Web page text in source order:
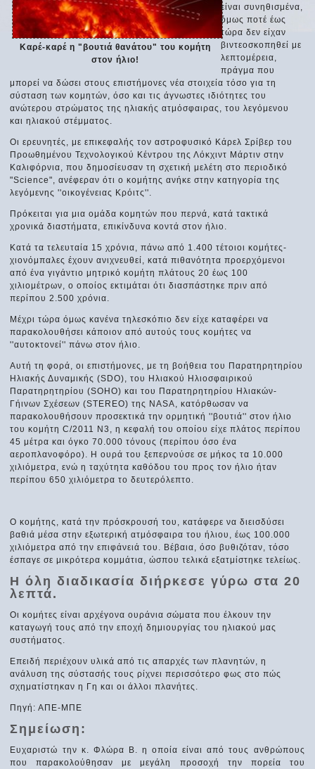
Καρέ-καρέ η "βουτιά θανάτου" του κομήτη
στον ήλιο!
είναι συνηθισμένα,
όμως ποτέ έως
τώρα δεν είχαν
βιντεοσκοπηθεί με
λεπτομέρεια,
πράγμα που
μπορεί να δώσει στους επιστήμονες νέα στοιχεία τόσο για τη
σύσταση των κομητών, όσο και τις άγνωστες ιδιότητες του
ανώτερου στρώματος της ηλιακής ατμόσφαιρας, του λεγόμενου
και ηλιακού στέμματος.
Οι ερευνητές, με επικεφαλής τον αστροφυσικό Κάρελ Σρίβερ του
Προωθημένου Τεχνολογικού Κέντρου της Λόκχιντ Μάρτιν στην
Καλιφόρνια, που δημοσίευσαν τη σχετική μελέτη στο περιοδικό
"Science", ανέφεραν ότι ο κομήτης ανήκε στην κατηγορία της
λεγόμενης ''οικογένειας Κρόιτς''.
Πρόκειται για μια ομάδα κομητών που περνά, κατά τακτικά
χρονικά διαστήματα, επικίνδυνα κοντά στον ήλιο.
Κατά τα τελευταία 15 χρόνια, πάνω από 1.400 τέτοιοι κομήτες-
χιονόμπαλες έχουν ανιχνευθεί, κατά πιθανότητα προερχόμενοι
από ένα γιγάντιο μητρικό κομήτη πλάτους 20 έως 100
χιλιομέτρων, ο οποίος εκτιμάται ότι διασπάστηκε πριν από
περίπου 2.500 χρόνια.
Μέχρι τώρα όμως κανένα τηλεσκόπιο δεν είχε καταφέρει να
παρακολουθήσει κάποιον από αυτούς τους κομήτες να
''αυτοκτονεί'' πάνω στον ήλιο.
Αυτή τη φορά, οι επιστήμονες, με τη βοήθεια του Παρατηρητηρίου
Ηλιακής Δυναμικής (SDO), του Ηλιακού Ηλιοσφαιρικού
Παρατηρητηρίου (SOHO) και του Παρατηρητηρίου Ηλιακών-
Γήινων Σχέσεων (STEREO) της NASA, κατόρθωσαν να
παρακολουθήσουν προσεκτικά την ορμητική ''βουτιά'' στον ήλιο
του κομήτη C/2011 N3, η κεφαλή του οποίου είχε πλάτος περίπου
45 μέτρα και όγκο 70.000 τόνους (περίπου όσο ένα
αεροπλανοφόρο). Η ουρά του ξεπερνούσε σε μήκος τα 10.000
χιλιόμετρα, ενώ η ταχύτητα καθόδου του προς τον ήλιο ήταν
περίπου 650 χιλιόμετρα το δευτερόλεπτο.
Ο κομήτης, κατά την πρόσκρουσή του, κατάφερε να διεισδύσει
βαθιά μέσα στην εξωτερική ατμόσφαιρα του ήλιου, έως 100.000
χιλιόμετρα από την επιφάνειά του. Βέβαια, όσο βυθιζόταν, τόσο
έσπαγε σε μικρότερα κομμάτια, ώσπου τελικά εξατμίστηκε τελείως.
Η όλη διαδικασία διήρκεσε γύρω στα 20
λεπτά.
Οι κομήτες είναι αρχέγονα ουράνια σώματα που έλκουν την
καταγωγή τους από την εποχή δημιουργίας του ηλιακού μας
συστήματος.
Επειδή περιέχουν υλικά από τις απαρχές των πλανητών, η
ανάλυση της σύστασής τους ρίχνει περισσότερο φως στο πώς
σχηματίστηκαν η Γη και οι άλλοι πλανήτες.
Πηγή: ΑΠΕ-ΜΠΕ
Σημείωση:
Ευχαριστώ την κ. Φλώρα Β. η οποία είναι από τους ανθρώπους
που παρακολούθησαν με μεγάλη προσοχή την πορεία του